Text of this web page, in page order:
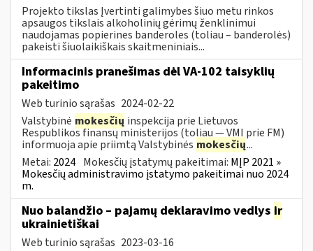
Projekto tikslas Įvertinti galimybes šiuo metu rinkos
apsaugos tikslais alkoholinių gėrimų ženklinimui
naudojamas popierines banderoles (toliau – banderolės)
pakeisti šiuolaikiškais skaitmeniniais...
Informacinis pranešimas dėl VA-102 taisyklių
pakeitimo
Web turinio sąrašas 2024-02-22
Valstybinė mokesčių inspekcija prie Lietuvos
Respublikos finansų ministerijos (toliau ― VMI prie FM)
informuoja apie priimtą Valstybinės mokesčių...
Metai: 2024 Mokesčių įstatymų pakeitimai: MĮP 2021 »
Mokesčių administravimo įstatymo pakeitimai nuo 2024
m.
Nuo balandžio – pajamų deklaravimo vedlys ir
ukrainietiškai
Web turinio sąrašas 2023-03-16